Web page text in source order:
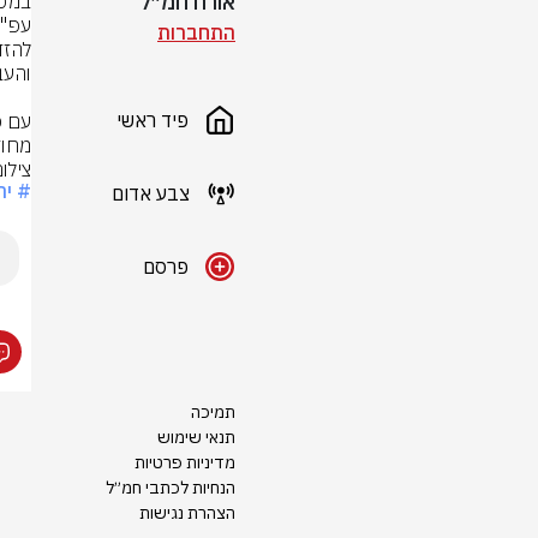
התחברות
פיד ראשי
צבע אדום
פרסם
תמיכה
תנאי שימוש
מדיניות פרטיות
הנחיות לכתבי חמ״ל
הצהרת נגישות
#